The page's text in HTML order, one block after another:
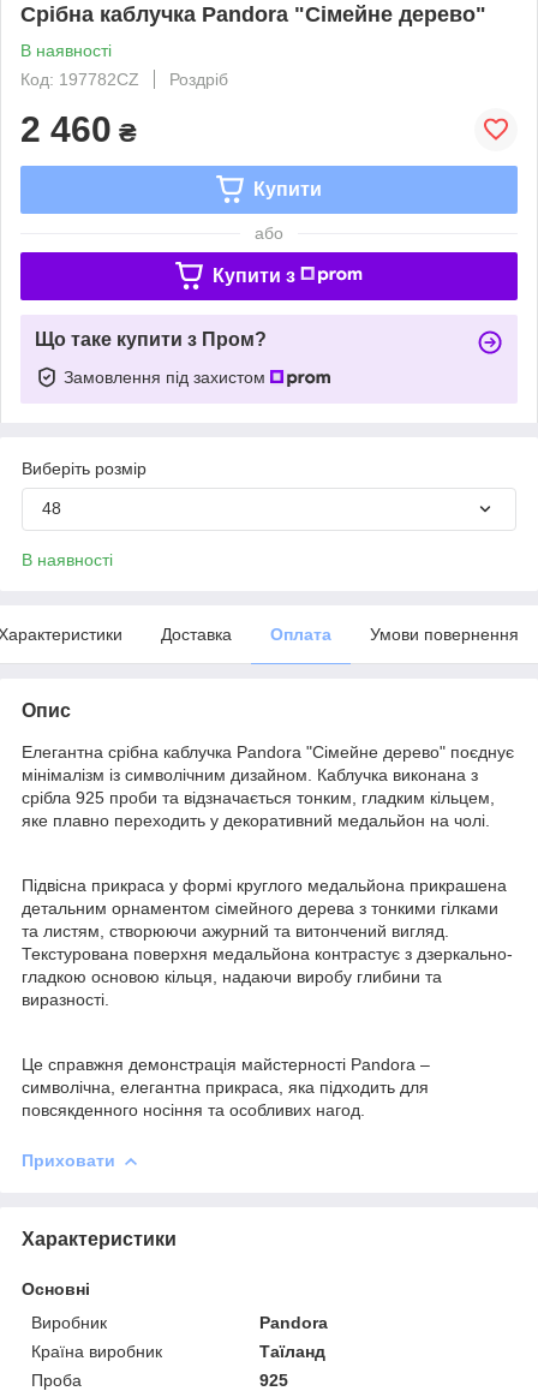
Срібна каблучка Pandora "Сімейне дерево"
В наявності
Код: 197782CZ
Роздріб
2 460 ₴
Купити
або
Купити з
Що таке купити з Пром?
Замовлення під захистом
Виберіть розмір
48
В наявності
Доставка Оплата Умови повернення
Опис
Елегантна срібна каблучка Pandora "Сімейне дерево" поєднує
мінімалізм із символічним дизайном. Каблучка виконана з
срібла 925 проби та відзначається тонким, гладким кільцем,
яке плавно переходить у декоративний медальйон на чолі.
Підвісна прикраса у формі круглого медальйона прикрашена
детальним орнаментом сімейного дерева з тонкими гілками
та листям, створюючи ажурний та витончений вигляд.
Текстурована поверхня медальйона контрастує з дзеркально-
гладкою основою кільця, надаючи виробу глибини та
виразності.
Це справжня демонстрація майстерності Pandora –
символічна, елегантна прикраса, яка підходить для
повсякденного носіння та особливих нагод.
Приховати
Характеристики
Основні
Виробник
Pandora
Країна виробник
Таїланд
Проба
925